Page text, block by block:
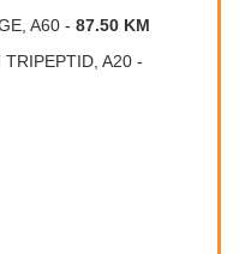
A60 - 87.50 KM
TRIPEPTID, A20 -